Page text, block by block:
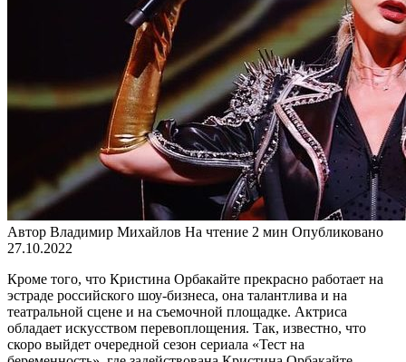
Автор Владимир Михайлов На чтение 2 мин Опубликовано
27.10.2022
Кроме того, что Кристина Орбакайте прекрасно работает на
эстраде российского шоу-бизнеса, она талантлива и на
театральной сцене и на съемочной площадке. Актриса
обладает искусством перевоплощения. Так, известно, что
скоро выйдет очередной сезон сериала «Тест на